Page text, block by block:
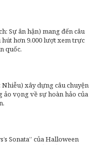
Sự ân hận) mang đến câu
hơn 9.000 lượt xem trực
quốc.
Nhiễu) xây dựng câu chuyện
vọng về sự hoàn hảo của
Sonata” của Halloween